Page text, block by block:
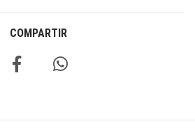
COMPARTIR